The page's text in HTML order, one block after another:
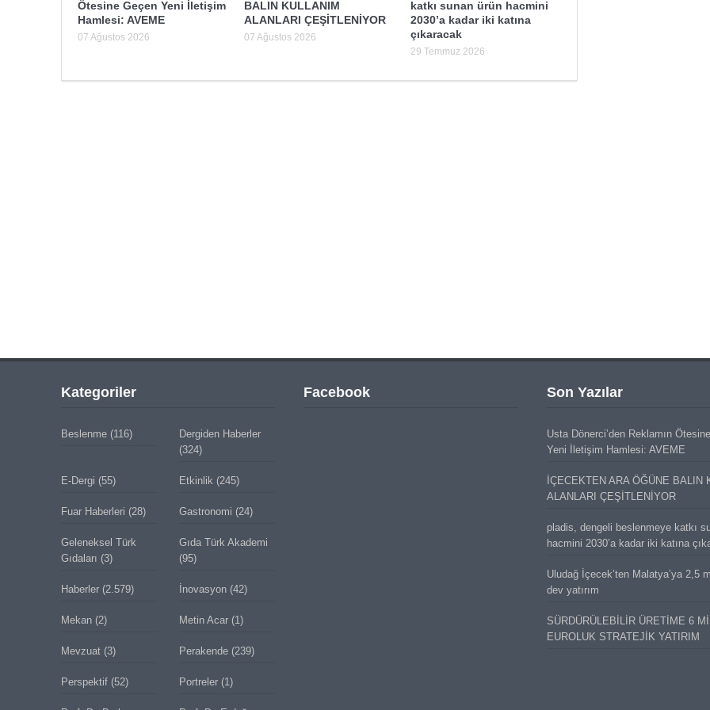
Ötesine Geçen Yeni İletişim
Hamlesi: AVEME
07 Ağustos 2026
BALIN KULLANIM
ALANLARI ÇEŞİTLENİYOR
07 Ağustos 2026
katkı sunan ürün hacmini
2030’a kadar iki katına
çıkaracak
29 Temmuz 2026
Kategoriler
Beslenme(116)
Dergiden Haberler
(324)
E-Dergi (55) Etkinlik (245)
Fuar Haberleri (28) Gastronomi (24)
Geleneksel Türk
Gıdaları (3)
Gıda Türk Akademi
(95)
Haberler(2.579) İnovasyon(42)
Mekan(2) Metin Acar(1)
Mevzuat(3) Perakende(239)
Perspektif(52) Portreler(1)
Facebook Son Yazılar
Usta Dönerci’den Reklamın
Yeni İletişim Hamlesi: AVEME
İÇECEKTEN ARA ÖĞÜNE BALIN
ALANLARI ÇEŞİTLENİYOR
pladis, dengeli beslenmeye katkı
hacmini 2030’a kadar iki katına
Uludağ İçecek’ten Malatya’ya 2,5
dev yatırım
SÜRDÜRÜLEBİLİR ÜRETİME 6
EUROLUK STRATEJİK YATIRIM